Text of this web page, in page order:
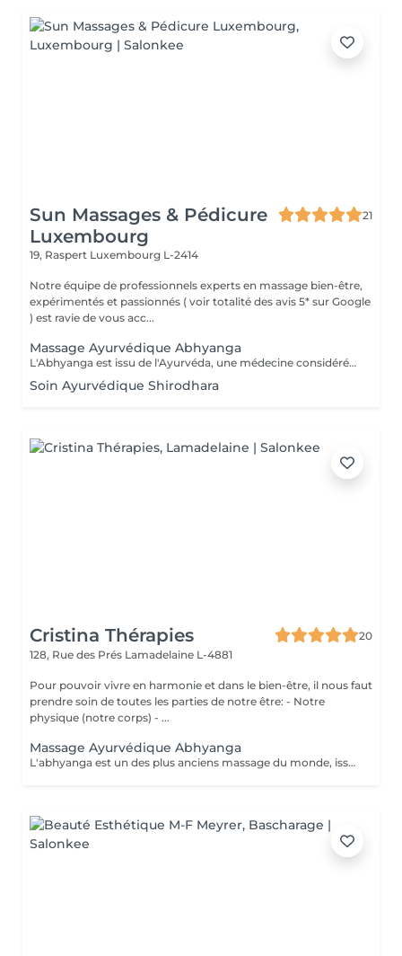
Sun Massages & Pédicure
Luxembourg
21
19, Raspert Luxembourg L-2414
Notre équipe de professionnels experts en massage bien-être,
expérimentés et passionnés ( voir totalité des avis 5* sur Google
) est ravie de vous acc...
Massage Ayurvédique Abhyanga
L'Abhyanga est issu de l'Ayurvéda, une médecine considérée comme sacrée en Inde depuis plus de 4000 ans. Il s'appuie sur les sept centres énergétiques du corps que le praticien va rééquilibrer en stimulant les trajets de l'énergie afin de permettre à celle-ci de circuler librement dans tout le corps. Usage d'huiles ayurvédiques chaudes, pressions, frictions, étirements dans un rythme modéré, en alternant des manuvres lentes et plus rapides. Résultat, le bien-être physique et émotionnel sont retrouvés. Pour tous, en particulier les personnes nerveuses souffrant de stress, de fatigue et ayant du mal à gérer leurs émotions. Le massage Abhyanga fait également des merveilles sur : la concentration, le sommeil, la digestion, la dépression. Sur le plan physiologique, il permet de favoriser la circulation sanguine, la respiration, l'assouplissement des articulations et le relâchement musculaire.
Soin Ayurvédique Shirodhara
Cristina Thérapies
20
128, Rue des Prés Lamadelaine L-4881
Pour pouvoir vivre en harmonie et dans le bien-être, il nous faut
prendre soin de toutes les parties de notre être: - Notre
physique (notre corps) - ...
Massage Ayurvédique Abhyanga
L'abhyanga est un des plus anciens massage du monde, issus d'une sagesse indienne de plus de 5000 ans et de sa médecine, l'Ayurveda. Douceur, pressions ciblées et étirements vous invitent au lâcher prise totale. Le massage abhyanga signifie littéralement, massage à l'huile de tout le corps (y compris le cuir chevelu et le visage). C'est nourrissant, cela apaise vos doshas, donne de l'énergie, de l'endurance, du plaisir et du sommeil. La malaxation de la peau augmente sa longévité et nourrit toutes les parties du corps. Augmente la circulation en particulier nerveuse. Le patient est recouvert d'un drap qui sert à découvrir au fur et à mesure les parties à masser. Chaque massage est individualisé selon la prédominance des "doshas" et des déséquilibres du client. Après un massage ayurvédique, on ressent généralement une profonde sensation de détente et de légèreté, accompagnée d'un bien-être global tant physique que mental, grâce à la libération des tensions musculaires, la stimulation de la circulation et l'harmonisation des énergies. Le massage ayurvédique se pratique avec de l'huile, sauf exceptions liées à vos besoins spécifiques, il n'est donc pas nécessaire de porter une tenue particulière. Cependant, il faut prévoir simplement des sous-vêtements confortables et que vous ne craignez pas de tacher avec de l'huile. Prestation proposée uniquement aux dames. Réservation par téléphone au 00352 691 730 824. Paiement sur place en espèces.